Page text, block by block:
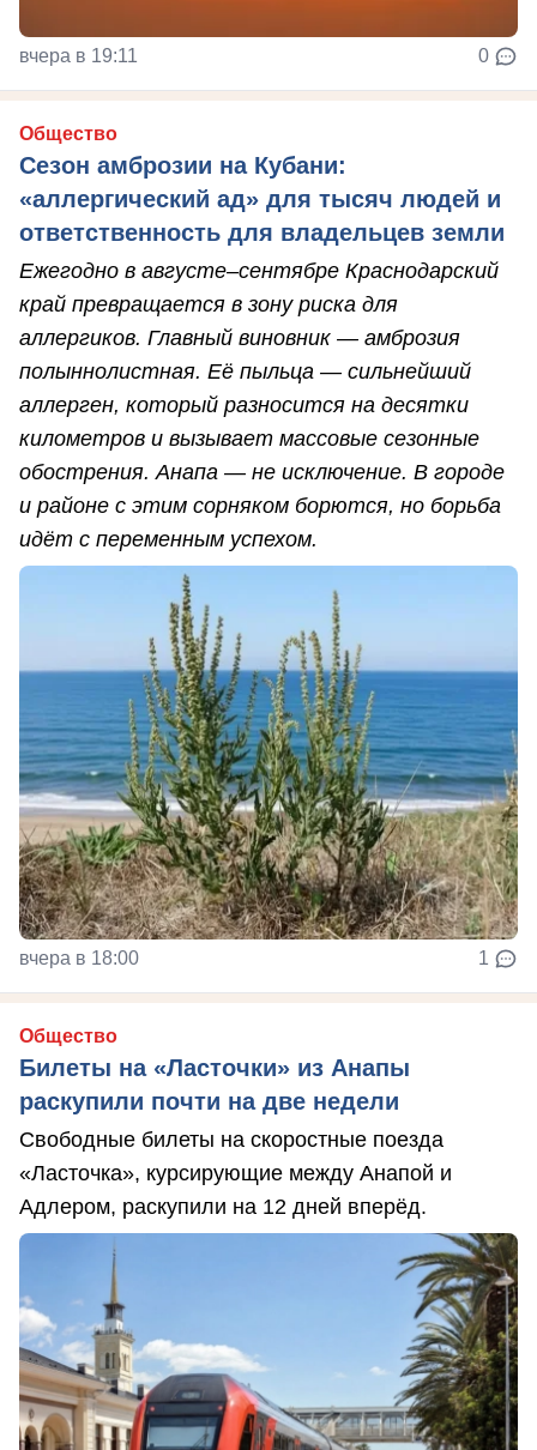
вчера в 19:11 0
Общество
Сезон амброзии на Кубани:
«аллергический ад» для тысяч людей и
ответственность для владельцев земли
Ежегодно в августе–сентябре Краснодарский
край превращается в зону риска для
аллергиков. Главный виновник — амброзия
полыннолистная. Её пыльца — сильнейший
аллерген, который разносится на десятки
километров и вызывает массовые сезонные
обострения. Анапа — не исключение. В городе
и районе с этим сорняком борются, но борьба
идёт с переменным успехом.
вчера в 18:00 1
Общество
Билеты на «Ласточки» из Анапы
раскупили почти на две недели
Свободные билеты на скоростные поезда
«Ласточка», курсирующие между Анапой и
Адлером, раскупили на 12 дней вперёд.